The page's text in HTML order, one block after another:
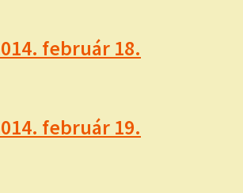
február 18.
február 19.